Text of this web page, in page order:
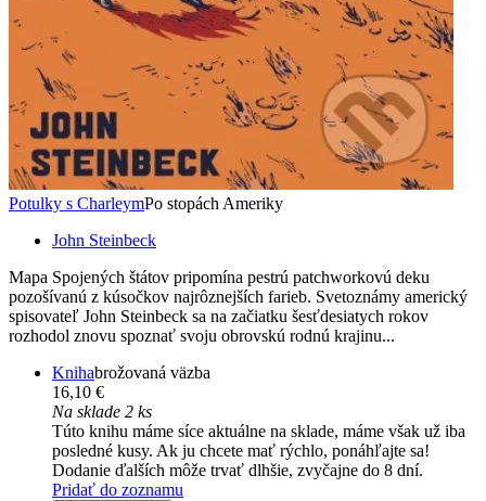
Potulky s CharleymPo stopách Ameriky
John Steinbeck
Mapa Spojených štátov pripomína pestrú patchworkovú deku
pozošívanú z kúsočkov najrôznejších farieb. Svetoznámy americký
spisovateľ John Steinbeck sa na začiatku šesťdesiatych rokov
rozhodol znovu spoznať svoju obrovskú rodnú krajinu...
Knihabrožovaná väzba
16,10 €
Na sklade 2 ks
Túto knihu máme síce aktuálne na sklade, máme však už iba
posledné kusy. Ak ju chcete mať rýchlo, ponáhľajte sa!
Dodanie ďalších môže trvať dlhšie, zvyčajne do 8 dní.
Pridať do zoznamu